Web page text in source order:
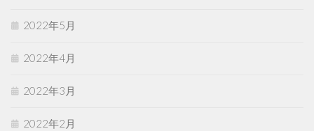
2022年5月
2022年4月
2022年3月
2022年2月